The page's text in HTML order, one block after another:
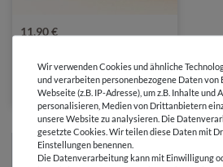
11,90 €
(31)
500gWir verwenden Cookies und ähnliche
und verarbeiten personenbezogene Daten von
Webseite (z.B. IP-Adresse), um z.B. Inhalte und
personalisieren, Medien von Drittanbietern
unsere Website zu analysieren. Die
gesetzte Cookies. Wir teilen diese Daten mit
Einstellungen benennen.
Die Datenverarbeitung kann mit Einwilligung